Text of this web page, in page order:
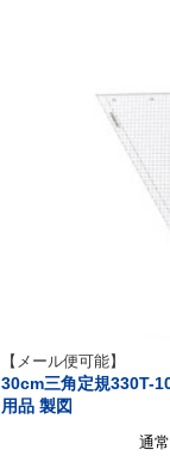
【メール便可能】
30cm三角定規330T-
用品 製図
通